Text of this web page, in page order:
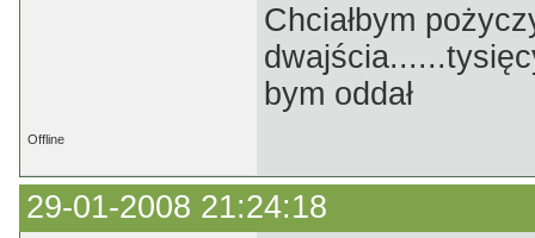
Chciałbym
bym oddał
Offline
29-01-2008 21:24:18